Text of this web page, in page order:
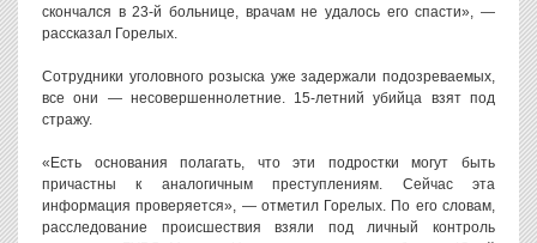
скончался в 23-й больнице, врачам не удалось его спасти», —
рассказал Горелых.
Сотрудники уголовного розыска уже задержали подозреваемых,
все они — несовершеннолетние. 15-летний убийца взят под
стражу.
«Есть основания полагать, что эти подростки могут быть
причастны к аналогичным преступлениям. Сейчас эта
информация проверяется», — отметил Горелых. По его словам,
расследование происшествия взяли под личный контроль